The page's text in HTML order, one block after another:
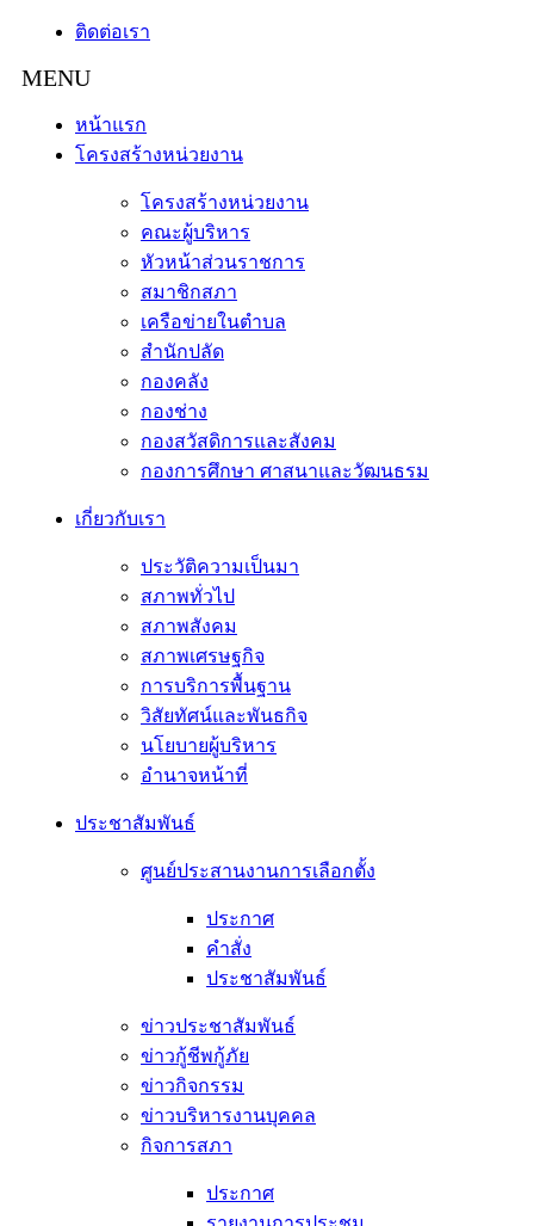
ติดต่อเรา
หน้าแรก
โครงสร้างหน่วยงาน
โครงสร้างหน่วยงาน
คณะผู้บริหาร
หัวหน้าส่วนราชการ
สมาชิกสภา
เครือข่ายในตำบล
สำนักปลัด
กองคลัง
กองช่าง
กองสวัสดิการและสังคม
กองการศึกษา ศาสนาและวัฒนธรม
เกี่ยวกับเรา
ประวัติความเป็นมา
สภาพทั่วไป
สภาพสังคม
สภาพเศรษฐกิจ
การบริการพื้นฐาน
วิสัยทัศน์และพันธกิจ
นโยบายผู้บริหาร
อํานาจหน้าที่
ประชาสัมพันธ์
ศูนย์ประสานงานการเลือกตั้ง
ประกาศ
คำสั่ง
ประชาสัมพันธ์
ข่าวประชาสัมพันธ์
ข่าวกู้ชีพกู้ภัย
ข่าวกิจกรรม
ข่าวบริหารงานบุคคล
กิจการสภา
ประกาศ